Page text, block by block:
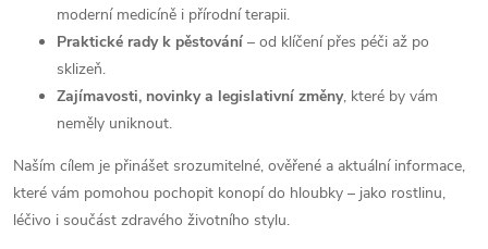
moderní medicíně i přírodní terapii.
Praktické rady k pěstování – od klíčení přes péči až po
sklizeň.
Zajímavosti, novinky a legislativní změny, které by vám
neměly uniknout.
Naším cílem je přinášet srozumitelné, ověřené a aktuální informace,
které vám pomohou pochopit konopí do hloubky – jako rostlinu,
léčivo i součást zdravého životního stylu.